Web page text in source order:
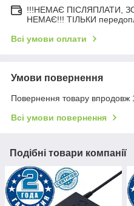
!!!НЕМАЄ ПІСЛЯПЛАТИ,
НЕМАЄ!!! ТІЛЬКИ
Всі умови оплати
Умови повернення
Повернення товару впродовж
Всі умови повернення
Подібні товари компанії